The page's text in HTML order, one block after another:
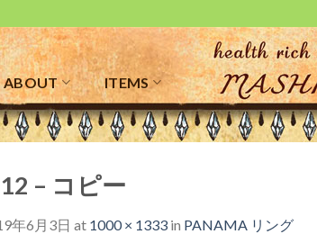
ABOUT ITEMS
– コピー
年6月3日 at 1000 × 1333 in PANAMA リング